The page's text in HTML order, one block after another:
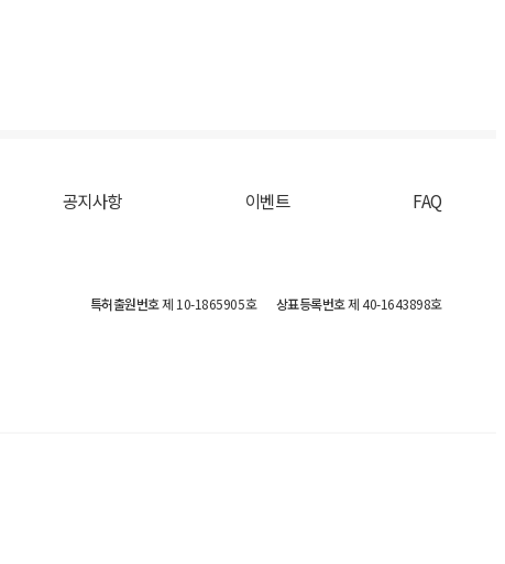
공지사항 이벤트 FAQ
특허출원번호제 10-1865905호 상표등록번호제 40-1643898호